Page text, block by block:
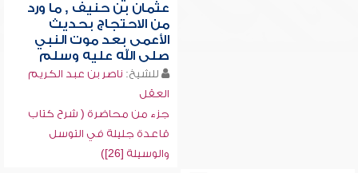
عثمان بن حنيف , ما ورد
من الاحتجاج بحديث
الأعمى بعد موت النبي
صلى الله عليه وسلم
للشيخ: ناصر بن عبد الكريم
العقل
جزء من محاضرة ( شرح كتاب
قاعدة جليلة في التوسل
والوسيلة [26])